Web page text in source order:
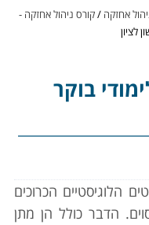
אחזקה /קורס ניהול אחזקה -
לציון
בוקר
הלוגיסטיים הכרוכים
הדבר כולל הן מתן